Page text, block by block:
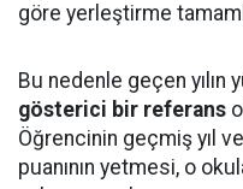
göre yerleştirme
Bu nedenle geçen yılın
gösterici bir referans
Öğrencinin geçmiş yıl
puanının yetmesi, o